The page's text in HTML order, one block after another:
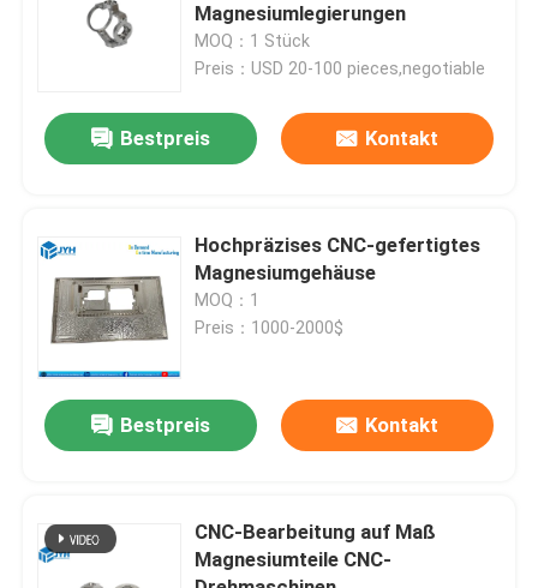
VR-Show
Über uns
Qualitätskontrolle
Treten Sie mit uns in Verbindung
Nachrichten
Fordern Sie ein Zitat
Magnesiumlegierungen
MOQ：1 Stück
Preis：USD 20-100 pieces,negotiable
Bestpreis Kontakt
Hochpräzises CNC-gefertigtes
Magnesiumgehäuse
MOQ：1
Preis：1000-2000$
Bestpreis Kontakt
CNC-Bearbeitung auf Maß
Magnesiumteile CNC-